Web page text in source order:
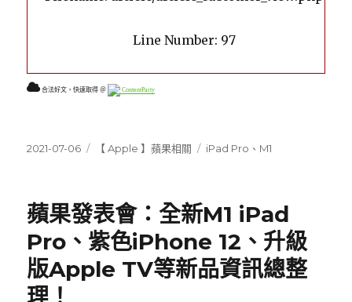
Line Number: 97
合法好文，快速取得 ＠ ContentParty
發
2021-07-06
分【 Apple 】蘋果相關
標
iPad Pro 、 M1
蘋果發表會：全新M1 iPad
Pro、紫色iPhone 12、升級
版Apple TV等新品資訊總整